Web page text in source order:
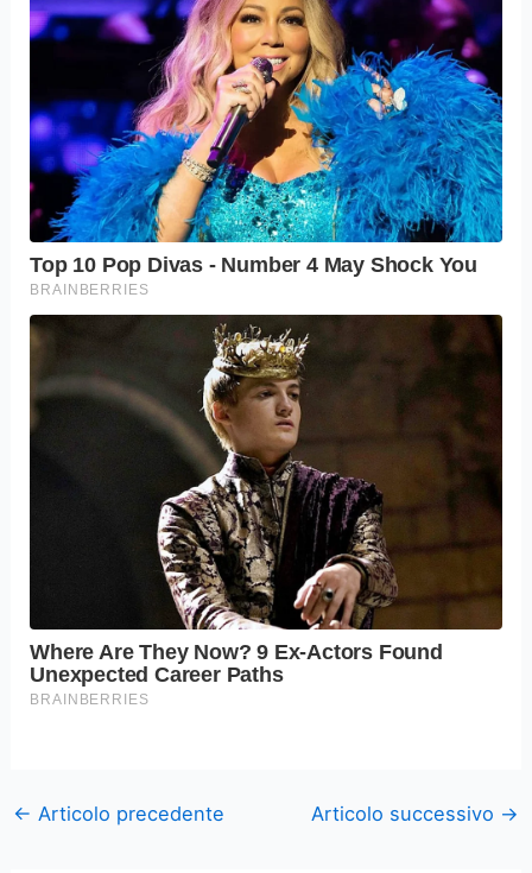
← Articolo precedente Articolo successivo →